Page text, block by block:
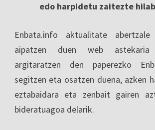
edo harpidetu zaitezte
Enbata.info aktualitate
aipatzen duen web
argitaratzen den paperezko
segitzen eta osatzen duena, azken
eztabaidara eta zenbait gairen
bideratuagoa delarik.